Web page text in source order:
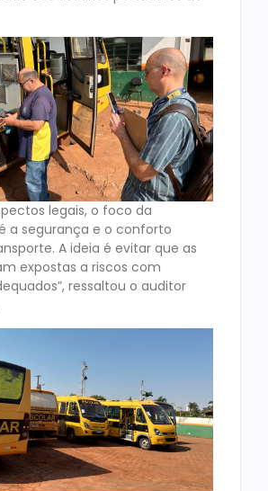
legais, o foco da
a segurança e o conforto
A ideia é evitar que as
expostas a riscos com
ressaltou o auditor